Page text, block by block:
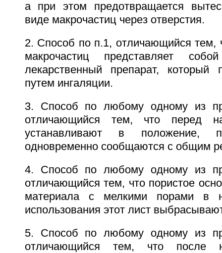
а при этом предотвращается
виде макрочастиц через отверстия.
2. Способ по п.1, отличающийся тем,
макрочастиц представляет
лекарственный препарат, который
путем ингаляции.
3. Способ по любому одному из
отличающийся тем, что перед
устанавливают в положение,
одновременно сообщаются с общим
4. Способ по любому одному из
отличающийся тем, что пористое
материала с мелкими порами в
использования этот лист
5. Способ по любому одному из
отличающийся тем, что после